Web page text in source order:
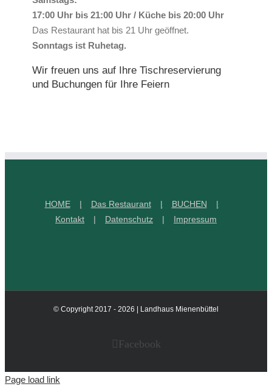
17:00 Uhr bis 21:00 Uhr / Küche bis 20:00 Uhr
Das Restaurant hat bis 21 Uhr geöffnet.
Sonntags ist Ruhetag.
Wir freuen uns auf Ihre Tischreservierung
und Buchungen für Ihre Feiern
HOME Das Restaurant
BUCHEN
Kontakt
Datenschutz Impressum
© Copyright 2017 - 2026 | Landhaus Mienenbüttel
Facebook
Page load link